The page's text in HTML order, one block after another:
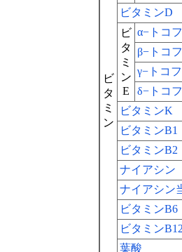
ビ
タ
ミ
ン
ビタミンD
ビ
タ
ミ
ン
E
α−トコ
β−トコ
γ−トコ
δ−トコ
ビタミンK
ビタミンB1
ビタミンB2
ナイアシン
ナイアシン
ビタミンB6
ビタミンB12
葉酸